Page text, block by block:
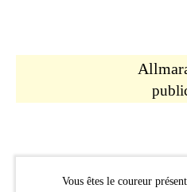
Vous êtes le coureur